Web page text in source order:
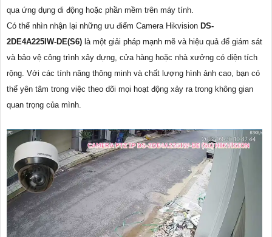
qua ứng dụng di động hoặc phần mềm trên máy tính.
Có thể nhìn nhận lại những ưu điểm Camera Hikvision DS-
2DE4A225IW-DE(S6) là một giải pháp mạnh mẽ và hiệu quả để giám sát
và bảo vệ công trình xây dựng, cửa hàng hoặc nhà xưởng có diện tích
rộng. Với các tính năng thông minh và chất lượng hình ảnh cao, bạn có
thể yên tâm trong việc theo dõi mọi hoạt động xảy ra trong không gian
quan trọng của mình.